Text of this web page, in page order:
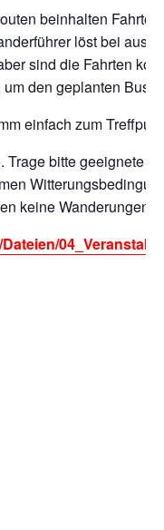
beinhalten
löst bei
sind die Fahrten
den geplanten Bus
einfach zum
bitte geeignete
keine Wanderungen